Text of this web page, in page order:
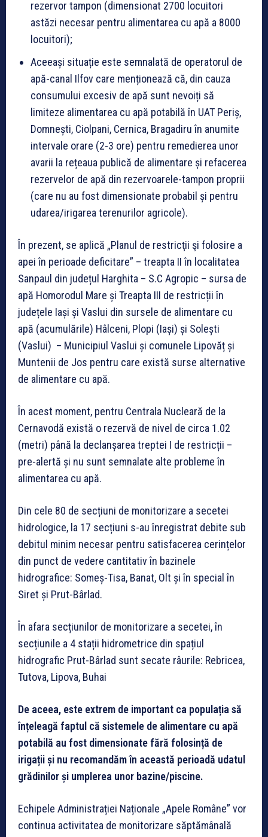
rezervor tampon (dimensionat 2700 locuitori
astăzi necesar pentru alimentarea cu apă a 8000
locuitori);
Aceeași situație este semnalată de operatorul de
apă-canal Ilfov care menționează că, din cauza
consumului excesiv de apă sunt nevoiți să
limiteze alimentarea cu apă potabilă în UAT Periș,
Domnești, Ciolpani, Cernica, Bragadiru în anumite
intervale orare (2-3 ore) pentru remedierea unor
avarii la rețeaua publică de alimentare și refacerea
rezervelor de apă din rezervoarele-tampon proprii
(care nu au fost dimensionate probabil și pentru
udarea/irigarea terenurilor agricole).
În prezent, se aplică „Planul de restricţii şi folosire a
apei în perioade deficitare” – treapta II în localitatea
Sanpaul din județul Harghita – S.C Agropic – sursa de
apă Homorodul Mare și Treapta III de restricții în
județele Iași și Vaslui din sursele de alimentare cu
apă (acumulările) Hâlceni, Plopi (Iași) și Solești
(Vaslui) – Municipiul Vaslui și comunele Lipovăț și
Muntenii de Jos pentru care există surse alternative
de alimentare cu apă.
În acest moment, pentru Centrala Nucleară de la
Cernavodă există o rezervă de nivel de circa 1.02
(metri) până la declanșarea treptei I de restricții –
pre-alertă și nu sunt semnalate alte probleme în
alimentarea cu apă.
Din cele 80 de secțiuni de monitorizare a secetei
hidrologice, la 17 secțiuni s-au înregistrat debite sub
debitul minim necesar pentru satisfacerea cerințelor
din punct de vedere cantitativ în bazinele
hidrografice: Someș-Tisa, Banat, Olt și în special în
Siret și Prut-Bârlad.
În afara secțiunilor de monitorizare a secetei, în
secțiunile a 4 stații hidrometrice din spațiul
hidrografic Prut-Bârlad sunt secate râurile: Rebricea,
Tutova, Lipova, Buhai
De aceea, este extrem de important ca populația să
înțeleagă faptul că sistemele de alimentare cu apă
potabilă au fost dimensionate fără folosință de
irigații și nu recomandăm în această perioadă udatul
grădinilor și umplerea unor bazine/piscine.
Echipele Administrației Naționale „Apele Române” vor
continua activitatea de monitorizare săptămânală